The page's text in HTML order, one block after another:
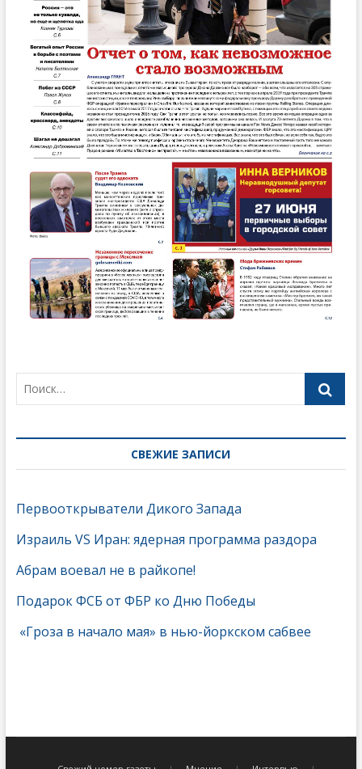
СВЕЖИЕ ЗАПИСИ
Первооткрыватели Дикого Запада
Израиль VS Иран: ядерная программа раздора
Абрам воевал не в райкопе!
Подарок ФСБ от ФБР ко Дню Победы
«Гроза в начало мая» в нью-йоркском сабвее